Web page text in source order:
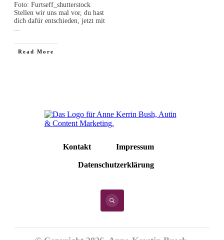
Foto: Furtseff_shutterstock
Stellen wir uns mal vor, du hast
dich dafür entschieden, jetzt mit
Read More
Kontakt Impressum
Datenschutzerklärung